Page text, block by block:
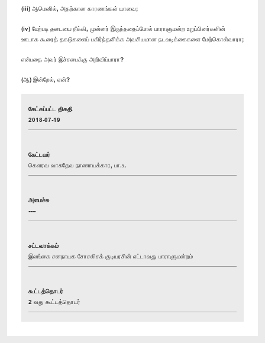
(iii) ஆமெனில், அதற்கான காரணங்கள் யாவை;
(iv) மேற்படி தடையை நீக்கி, முன்னர் இருந்ததைப்போல் பாராளுமன்ற உறுப்பினர்களின்
ஊடாக கூரைத் தகடுகளைப் பகிர்ந்தளிக்க அவசியமான நடவடிக்கைகளை மேற்கொள்வாரா;
என்பதை அவர் இச்சபைக்கு அறிவிப்பாரா?
(ஆ) இன்றேல், ஏன்?
கேட்கப்பட்ட திகதி
2018-07-19
கேட்டவர்
கௌரவ வாசுதேவ நாணாயக்கார, பா.உ.
அமைச்சு
----
சட்டவாக்கம்
இலங்கை சனநாயக சோசலிசக் குடியரசின் எட்டாவது பாராளுமன்றம்
கூட்டத்தொடர்
2 வது கூட்டத்தொடர்